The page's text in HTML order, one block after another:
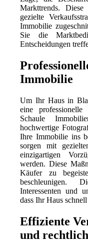
Markttrends.
gezielte
Immobilie
Sie die
Entscheidungen
Immobilie
Um Ihr Haus in
eine
Schaule
hochwertige
Ihre Immobilie ins
sorgen mit
einzigartigen
werden. Diese
Käufer zu
beschleunigen.
Interessenten und
dass Ihr Haus
Effiziente
und